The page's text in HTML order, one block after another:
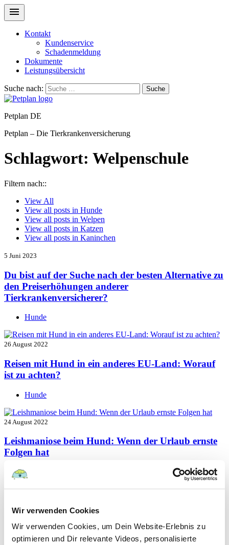
Wir verwenden Cookies
Wir verwenden Cookies, um Dein Website-Erlebnis zu
optimieren und Dir relevante Videos, personalisierte
Kontakt
Kundenservice
Schadenmeldung
Dokumente
Leistungsübersicht
Suche nach: Suche
Petplan DE
Petplan – Die Tierkrankenversicherung
Schlagwort: Welpenschule
Filtern nach::
View All
View all posts in Hunde
View all posts in Welpen
View all posts in Katzen
View all posts in Kaninchen
5 Juni 2023
Du bist auf der Suche nach der besten Alternative zu
den Preiserhöhungen anderer
Tierkrankenversicherer?
Hunde
26 August 2022
Reisen mit Hund in ein anderes EU-Land: Worauf
ist zu achten?
Hunde
24 August 2022
Leishmaniose beim Hund: Wenn der Urlaub ernste
Folgen hat
Hunde
22 August 2022
Hundefutter und Wasser im Urlaub: Worauf sollte
besonders geachtet werden?